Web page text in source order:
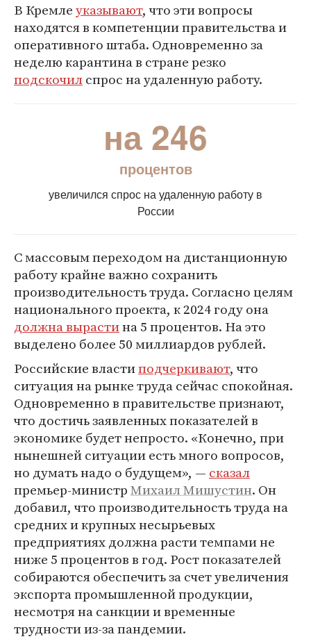
В Кремлеуказывают, что эти вопросы
находятся в компетенции правительства и
оперативного штаба. Одновременно за
неделю карантина в стране резко
подскочилспрос на удаленную работу.
на 246
процентов
увеличился спрос на удаленную работу в
России
С массовым переходом на дистанционную
работу крайне важно сохранить
производительность труда. Согласно целям
национального проекта, к 2024 году она
должна вырастина 5 процентов. На это
выделено более 50 миллиардов рублей.
Российские властиподчеркивают, что
ситуация на рынке труда сейчас спокойная.
Одновременно в правительстве признают,
что достичь заявленных показателей в
экономике будет непросто. «Конечно, при
нынешней ситуации есть много вопросов,
но думать надо о будущем», — сказал
премьер-министрМихаил Мишустин. Он
добавил, что производительность труда на
средних и крупных несырьевых
предприятиях должна расти темпами не
ниже 5 процентов в год. Рост показателей
собираются обеспечить за счет увеличения
экспорта промышленной продукции,
несмотря на санкции и временные
трудности из-за пандемии.